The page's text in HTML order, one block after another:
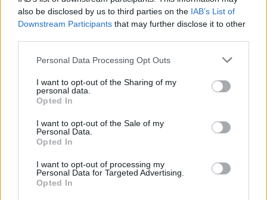
also be disclosed by us to third parties on the IAB’s List of
Downstream Participants that may further disclose it to other
Please note that this website/app uses one or more Google
not limited to your visit or usage behaviour. You may click to
grant or deny consent to Google and its third-party tags to
use your data for below specified purposes in below Google
consent section.
Personal Data Processing Opt Outs
I want to opt-out of the Sharing of my
personal data.
Opted In
I want to opt-out of the Sale of my
Personal Data.
Opted In
I want to opt-out of processing my
Personal Data for Targeted Advertising.
Opted In
Διαβάζονται αυτή τη στιγμή
2027 - Το παράπονο της Καρυστιανού - Στον
ΣΥΡΙΖΑ μελετούν Ιστορία